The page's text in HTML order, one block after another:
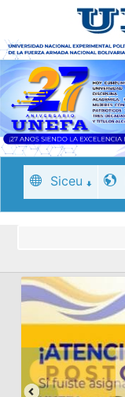
Siceu